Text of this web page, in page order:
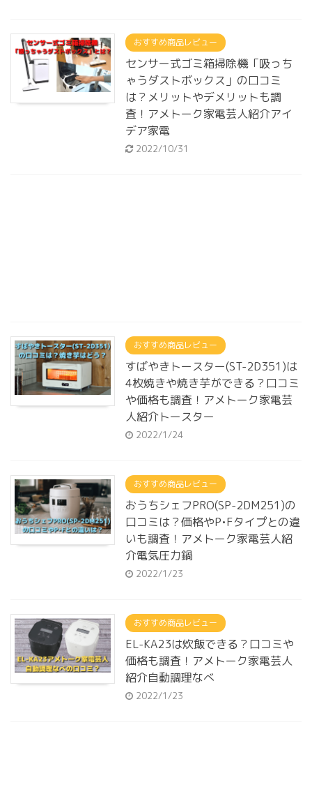
おすすめ商品レビュー
センサー式ゴミ箱掃除機「吸っち
ゃうダストボックス」の口コミ
は？メリットやデメリットも調
査！アメトーク家電芸人紹介アイ
デア家電
2022/10/31
おすすめ商品レビュー
すばやきトースター(ST-2D351)は
4枚焼きや焼き芋ができる？口コミ
や価格も調査！アメトーク家電芸
人紹介トースター
2022/1/24
おすすめ商品レビュー
おうちシェフPRO(SP-2DM251)の
口コミは？価格やP•Fタイプとの違
いも調査！アメトーク家電芸人紹
介電気圧力鍋
2022/1/23
おすすめ商品レビュー
EL-KA23は炊飯できる？口コミや
価格も調査！アメトーク家電芸人
紹介自動調理なべ
2022/1/23